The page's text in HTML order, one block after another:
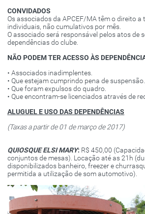
CONVIDADOS
Os associados da APCEF/MA têm o direito a
individuais, não cumulativos por mês.
O associado será responsável pelos atos de
dependências do clube.
NÃO PODEM TER ACESSO ÀS
• Associados inadimplentes.
• Que estejam cumprindo pena de suspensão.
• Que foram expulsos do quadro.
• Que encontram-se licenciados através de
ALUGUEL E USO DAS DEPENDÊNCIAS
(Taxas a partir de 01 de março de 2017)
QUIOSQUE ELSI MARY: R$ 450,00
conjuntos de mesas). Locação até as 21h
disponibilizados banheiro, freezer e
permitida a utilização de som automotivo).